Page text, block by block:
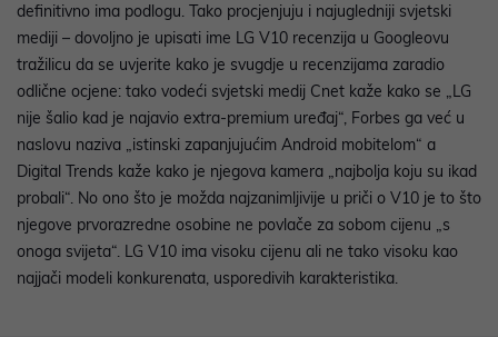
definitivno ima podlogu. Tako procjenjuju i najugledniji svjetski
mediji – dovoljno je upisati ime LG V10 recenzija u Googleovu
tražilicu da se uvjerite kako je svugdje u recenzijama zaradio
odlične ocjene: tako vodeći svjetski medij Cnet kaže kako se „LG
nije šalio kad je najavio extra-premium uređaj“, Forbes ga već u
naslovu naziva „istinski zapanjujućim Android mobitelom“ a
Digital Trends kaže kako je njegova kamera „najbolja koju su ikad
probali“. No ono što je možda najzanimljivije u priči o V10 je to što
njegove prvorazredne osobine ne povlače za sobom cijenu „s
onoga svijeta“. LG V10 ima visoku cijenu ali ne tako visoku kao
najjači modeli konkurenata, usporedivih karakteristika.